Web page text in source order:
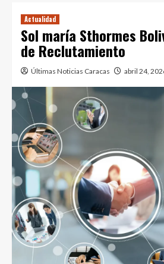
Actualidad
Sol maría Sthormes
de Reclutamiento
Últimas Noticias Caracas abril 24,